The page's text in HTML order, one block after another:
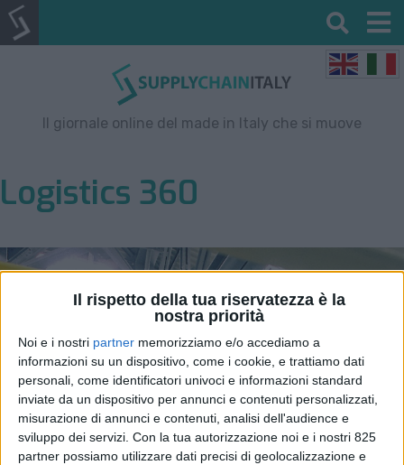
Il rispetto della tua riservatezza è la
nostra priorità
Noi e i nostri partner memorizziamo e/o accediamo a
informazioni su un dispositivo, come i cookie, e trattiamo dati
personali, come identificatori univoci e informazioni standard
inviate da un dispositivo per annunci e contenuti personalizzati,
misurazione di annunci e contenuti, analisi dell'audience e
sviluppo dei servizi. Con la tua autorizzazione noi e i nostri 825
partner possiamo utilizzare dati precisi di geolocalizzazione e
Il giornale online del made in Italy che si muove
Logistics 360